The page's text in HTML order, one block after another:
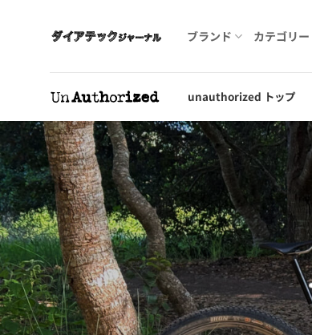
ブランド カテゴリー
unauthorized トップ